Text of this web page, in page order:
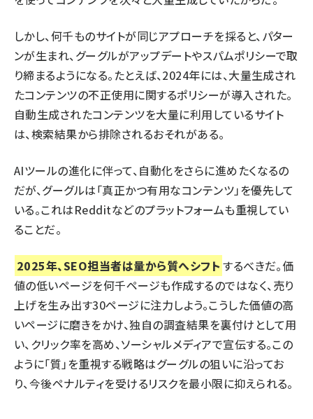
しかし、何千ものサイトが同じアプローチを採ると、パター
ンが生まれ、グーグルがアップデートやスパムポリシーで取
り締まるようになる。たとえば、2024年には、大量生成され
たコンテンツの不正使用に関するポリシーが導入された。
自動生成されたコンテンツを大量に利用しているサイト
は、検索結果から排除されるおそれがある。
AIツールの進化に伴って、自動化をさらに進めたくなるの
だが、グーグルは「真正かつ有用なコンテンツ」を優先して
いる。これはRedditなどのプラットフォームも重視してい
ることだ。
2025年、SEO担当者は量から質へシフトするべきだ。価
値の低いページを何千ページも作成するのではなく、売り
上げを生み出す30ページに注力しよう。こうした価値の高
いページに磨きをかけ、独自の調査結果を裏付けとして用
い、クリック率を高め、ソーシャルメディアで宣伝する。この
ように「質」を重視する戦略はグーグルの狙いに沿ってお
り、今後ペナルティを受けるリスクを最小限に抑えられる。